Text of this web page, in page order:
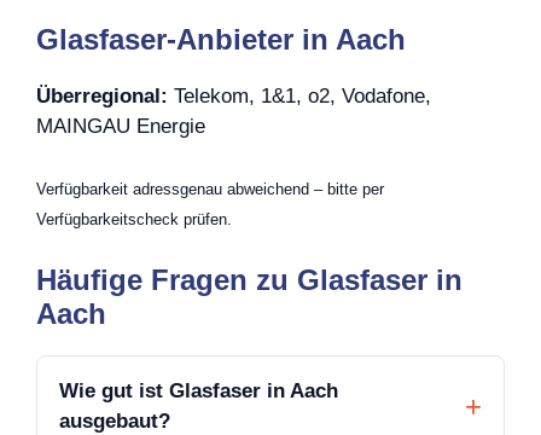
Glasfaser-Anbieter in Aach
Überregional: Telekom, 1&1, o2, Vodafone,
MAINGAU Energie
Verfügbarkeit adressgenau abweichend – bitte per
Verfügbarkeitscheck prüfen.
Häufige Fragen zu Glasfaser in
Aach
Wie gut ist Glasfaser in Aach
ausgebaut?